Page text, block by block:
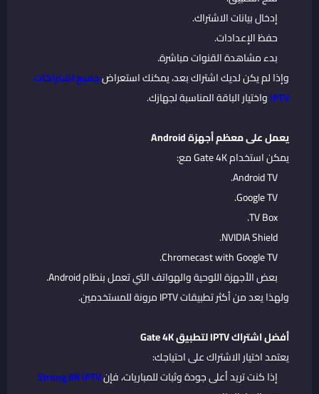
إدخال بيانات الاشتراك.
حفظ الإعدادات.
بدء مشاهدة القنوات مباشرة.
وإذا لم يكن لديك اشتراك بعد، يمكنك استعراضجميع اشتراكات
IPTVواختيار الباقة المناسبة لجهازك.
يعمل على معظم أجهزة Android
يمكن استخدام Gate 4K مع:
Android TV.
Google TV.
TV Box.
NVIDIA Shield.
Chromecast with Google TV.
بعض الأجهزة اللوحية والهواتف التي تعمل بنظام Android.
ولهذا يعد من أكثر تطبيقات IPTV مرونة للمستخدمين.
أفضل اشتراك IPTV لتطبيق Gate 4K
يعتمد اختيار الاشتراك على احتياجك:
إذا كنت تريد أعلى جودة وثبات للمباريات، فإنStrong 8K IPTV